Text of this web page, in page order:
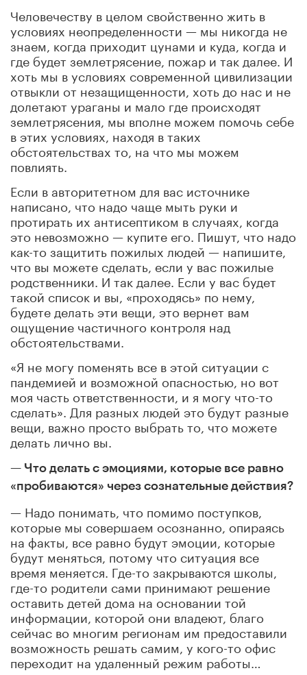
Человечеству в целом свойственно жить в
условиях неопределенности — мы никогда не
знаем, когда приходит цунами и куда, когда и
где будет землетрясение, пожар и так далее. И
хоть мы в условиях современной цивилизации
отвыкли от незащищенности, хоть до нас и не
долетают ураганы и мало где происходят
землетрясения, мы вполне можем помочь себе
в этих условиях, находя в таких
обстоятельствах то, на что мы можем
повлиять.
Если в авторитетном для вас источнике
написано, что надо чаще мыть руки и
протирать их антисептиком в случаях, когда
это невозможно — купите его. Пишут, что надо
как-то защитить пожилых людей — напишите,
что вы можете сделать, если у вас пожилые
родственники. И так далее. Если у вас будет
такой список и вы, «проходясь» по нему,
будете делать эти вещи, это вернет вам
ощущение частичного контроля над
обстоятельствами.
«Я не могу поменять все в этой ситуации с
пандемией и возможной опасностью, но вот
моя часть ответственности, и я могу что-то
сделать». Для разных людей это будут разные
вещи, важно просто выбрать то, что можете
делать лично вы.
— Что делать с эмоциями, которые все равно
«пробиваются» через сознательные действия?
— Надо понимать, что помимо поступков,
которые мы совершаем осознанно, опираясь
на факты, все равно будут эмоции, которые
будут меняться, потому что ситуация все
время меняется. Где-то закрываются школы,
где-то родители сами принимают решение
оставить детей дома на основании той
информации, которой они владеют, благо
сейчас во многим регионам им предоставили
возможность решать самим, у кого-то офис
переходит на удаленный режим работы…